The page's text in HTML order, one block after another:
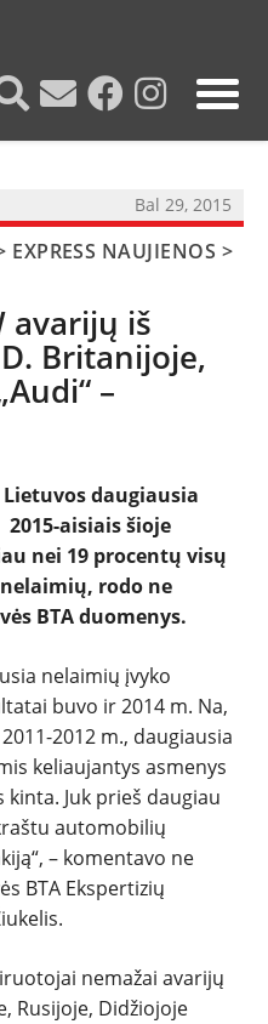
Bal 29, 2015
EXPRESS NAUJIENOS >
avarijų iš
Britanijoje,
–
daugiausia
aisiais šioje
nei 19 procentų visų
rodo ne
BTA duomenys.
nelaimių įvyko
buvo ir 2014 m. Na,
2012 m., daugiausia
keliaujantys asmenys
Juk prieš daugiau
automobilių
– komentavo ne
BTA Ekspertizių
nemažai avarijų
Rusijoje, Didžiojoje